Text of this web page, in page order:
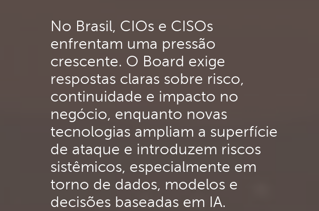
No Brasil, CIOs e CISOs
enfrentam uma pressão
crescente. O Board exige
respostas claras sobre risco,
continuidade e impacto no
negócio, enquanto novas
tecnologias ampliam a superfície
de ataque e introduzem riscos
sistêmicos, especialmente em
torno de dados, modelos e
decisões baseadas em IA.